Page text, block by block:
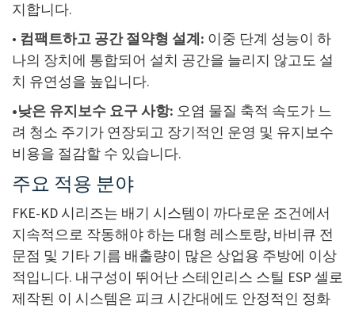
지합니다.
• 컴팩트하고 공간 절약형 설계: 이중 단계 성능이 하
나의 장치에 통합되어 설치 공간을 늘리지 않고도 설
치 유연성을 높입니다.
•낮은 유지보수 요구 사항: 오염 물질 축적 속도가 느
려 청소 주기가 연장되고 장기적인 운영 및 유지보수
비용을 절감할 수 있습니다.
주요 적용 분야
FKE-KD 시리즈는 배기 시스템이 까다로운 조건에서
지속적으로 작동해야 하는 대형 레스토랑, 바비큐 전
문점 및 기타 기름 배출량이 많은 상업용 주방에 이상
적입니다. 내구성이 뛰어난 스테인리스 스틸 ESP 셀로
제작된 이 시스템은 피크 시간대에도 안정적인 정화